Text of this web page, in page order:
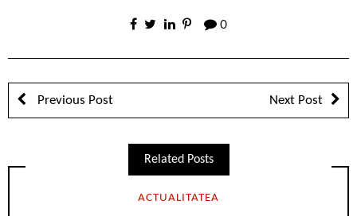
0
Previous Post Next Post
Related Posts
ACTUALITATEA